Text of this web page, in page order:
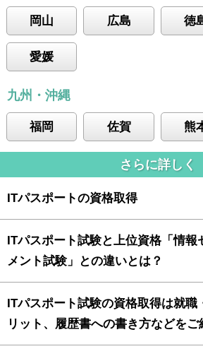
岡山 広島 徳
愛媛
九州・沖縄
福岡 佐賀 熊
さらに詳しく
ITパスポートの資格取得
ITパスポート試験と上位資格「情報
メント試験」との違いとは？
ITパスポート試験の資格取得は就職
リット、履歴書への書き方などをご